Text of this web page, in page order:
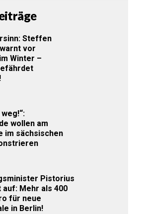
Steffen
vor
Winter –
wollen am
im sächsischen
Pistorius
auf: Mehr als 400
für neue
in Berlin!